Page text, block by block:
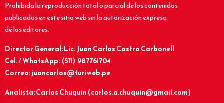
Prohibida la reproducción total o parcial de los contenidos
publicados en este sitio web sin la autorización expresa
de los editores.
Director General: Lic.Juan Carlos Castro Carbonell
Cel. / WhatsApp: (511) 987761704
Correo: juancarlos@turiweb.pe
Analista: Carlos Chuquín (carlos.a.chuquin@gmail.com)